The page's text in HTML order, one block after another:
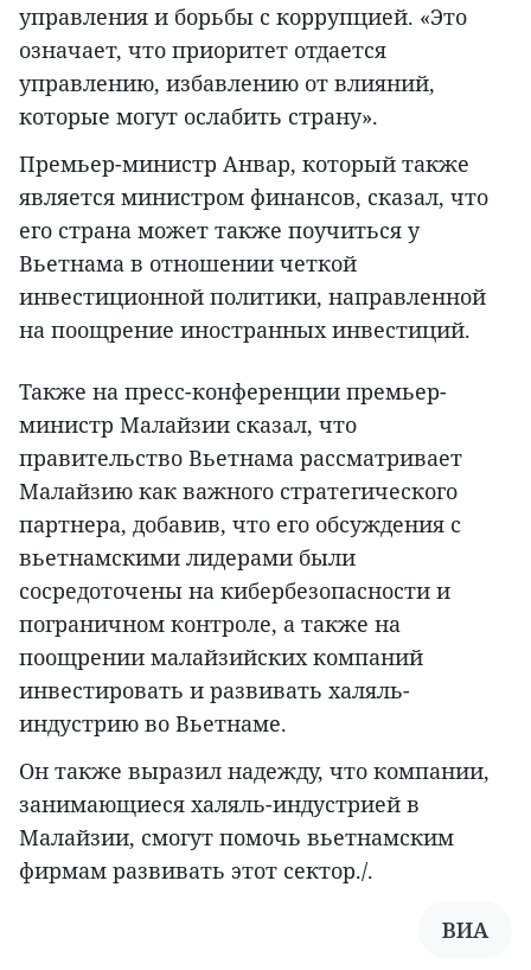
управления и борьбы с коррупцией. «Это
означает, что приоритет отдается
управлению, избавлению от влияний,
которые могут ослабить страну».
Премьер-министр Анвар, который также
является министром финансов, сказал, что
его страна может также поучиться у
Вьетнама в отношении четкой
инвестиционной политики, направленной
на поощрение иностранных инвестиций.
Также на пресс-конференции премьер-
министр Малайзии сказал, что
правительство Вьетнама рассматривает
Малайзию как важного стратегического
партнера, добавив, что его обсуждения с
вьетнамскими лидерами были
сосредоточены на кибербезопасности и
пограничном контроле, а также на
поощрении малайзийских компаний
инвестировать и развивать халяль-
индустрию во Вьетнаме.
Он также выразил надежду, что компании,
занимающиеся халяль-индустрией в
Малайзии, смогут помочь вьетнамским
фирмам развивать этот сектор./.
ВИА